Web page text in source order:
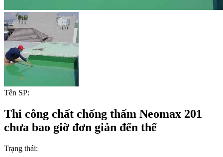
Tên SP:
Thi công chất chống thấm Neomax 201
chưa bao giờ đơn giản đến thế
Trạng thái: